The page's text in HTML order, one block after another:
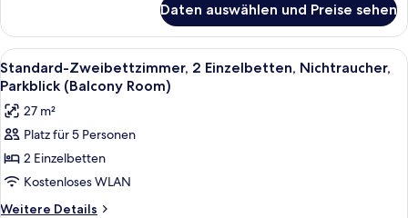
View
Bath)
anzeigen
im
japanischen
Stil,
Nichtraucher
View
Bath)
Daten auswählen und Preise sehen
Alle
Fotos
für
Standard-
Zweibettzimmer,
2 Einzelbetten,
Nichtraucher,
Parkblick
Ein Hotelzimmer mit zwei Betten,
7
Standard-Zweibettzimmer, 2 Einzelbetten, Nichtraucher,
Parkblick (Balcony Room)
27 m²
Platz für 5 Personen
2 Einzelbetten
Kostenloses WLAN
Weitere Details
Weitere